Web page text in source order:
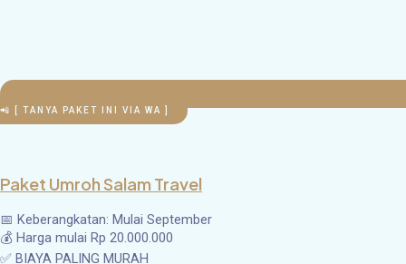
📲 [ TANYA PAKET INI VIA WA ]
Paket Umroh Salam Travel
📅 Keberangkatan: Mulai September
💰 Harga mulai Rp 20.000.000
✅ BIAYA PALING MURAH